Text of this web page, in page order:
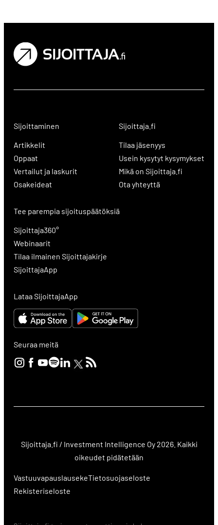
Sijoittaminen
Artikkelit
Oppaat
Vertailut ja laskurit
Osakeideat
Sijoittaja.fi
Tilaa jäsenyys
Usein kysytyt kysymykset
Mikä on Sijoittaja.fi
Ota yhteyttä
Tee parempia sijoituspäätöksiä
Sijoittaja360°
Webinaarit
Tilaa ilmainen Sijoittajakirje
SijoittajaApp
Lataa SijoittajaApp
Seuraa meitä
Sijoittaja.fi / Investment Intelligence Oy 2026. Kaikki
oikeudet pidätetään
VastuuvapauslausekeTietosuojaseloste
Rekisteriseloste